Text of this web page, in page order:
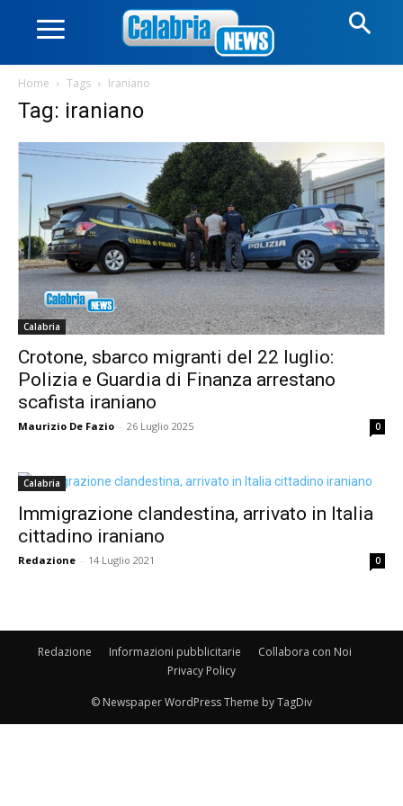
Home Tags Iraniano
Tag: iraniano
Calabria
Crotone, sbarco migranti del 22 luglio:
Polizia e Guardia di Finanza arrestano
scafista iraniano
Maurizio De Fazio - 26 Luglio 2025 0
Calabria
Immigrazione clandestina, arrivato in Italia
cittadino iraniano
Redazione - 14 Luglio 2021 0
Redazione Informazioni pubblicitarie
Collabora con Noi
Privacy Policy
© Newspaper WordPress Theme by TagDiv